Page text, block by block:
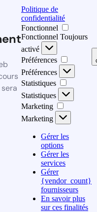
Politique de
confidentialité
Fonctionnel
Fonctionnel Toujours
activé
Préférences
Préférences
Statistiques
Statistiques
Marketing
Marketing
Gérer les
options
Gérer les
services
Gérer
{vendor_count}
fournisseurs
En savoir plus
sur ces finalités